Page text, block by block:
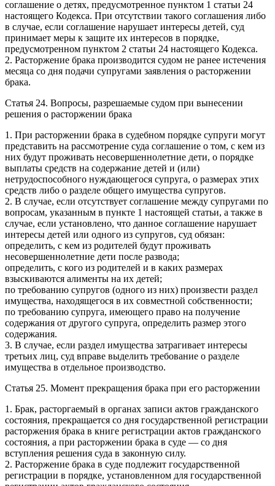
соглашение о детях, предусмотренное пунктом 1 статьи 24
настоящего Кодекса. При отсутствии такого соглашения либо
в случае, если соглашение нарушает интересы детей, суд
принимает меры к защите их интересов в порядке,
предусмотренном пунктом 2 статьи 24 настоящего Кодекса.
2. Расторжение брака производится судом не ранее истечения
месяца со дня подачи супругами заявления о расторжении
брака.
Статья 24. Вопросы, разрешаемые судом при вынесении
решения о расторжении брака
1. При расторжении брака в судебном порядке супруги могут
представить на рассмотрение суда соглашение о том, с кем из
них будут проживать несовершеннолетние дети, о порядке
выплаты средств на содержание детей и (или)
нетрудоспособного нуждающегося супруга, о размерах этих
средств либо о разделе общего имущества супругов.
2. В случае, если отсутствует соглашение между супругами по
вопросам, указанным в пункте 1 настоящей статьи, а также в
случае, если установлено, что данное соглашение нарушает
интересы детей или одного из супругов, суд обязан:
определить, с кем из родителей будут проживать
несовершеннолетние дети после развода;
определить, с кого из родителей и в каких размерах
взыскиваются алименты на их детей;
по требованию супругов (одного из них) произвести раздел
имущества, находящегося в их совместной собственности;
по требованию супруга, имеющего право на получение
содержания от другого супруга, определить размер этого
содержания.
3. В случае, если раздел имущества затрагивает интересы
третьих лиц, суд вправе выделить требование о разделе
имущества в отдельное производство.
Статья 25. Момент прекращения брака при его расторжении
1. Брак, расторгаемый в органах записи актов гражданского
состояния, прекращается со дня государственной регистрации
расторжения брака в книге регистрации актов гражданского
состояния, а при расторжении брака в суде — со дня
вступления решения суда в законную силу.
2. Расторжение брака в суде подлежит государственной
регистрации в порядке, установленном для государственной